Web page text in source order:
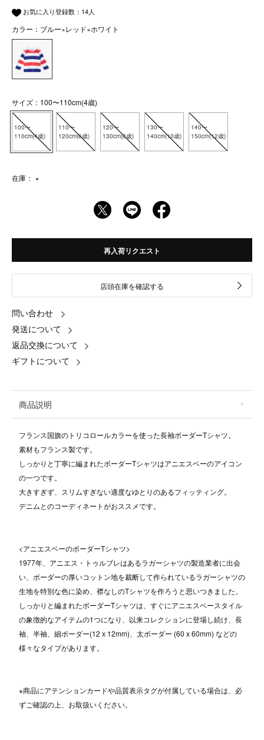
お気に入り登録数： 14人
カラー：ブルー×レッド×ホワイト
サイズ：100〜110cm(4歳)
100〜
110cm(4歳)
110〜
120cm(6歳)
120〜
130cm(8歳)
130〜
140cm(10歳)
140〜
150cm(12歳)
在庫： ×
再入荷リクエスト
店頭在庫を確認する
問い合わせ
発送について
返品交換について
ギフトについて
商品説明
フランス国旗のトリコロールカラーを使った長袖ボーダーTシャツ。
素材もフランス製です。
しっかりと丁寧に編まれたボーダーTシャツはアニエスベーのアイコン
の一つです。
大きすぎず、スリムすぎない適度なゆとりのあるフィッティング。
デニムとのコーディネートがおススメです。
<アニエスベーのボーダーTシャツ>
1977年、アニエス・トゥルブレはあるラガーシャツの製造業者に出会
い、ボーダーの厚いコットン地を裁断して作られているラガーシャツの
生地を特別な色に染め、襟なしのTシャツを作ろうと思いつきました。
しっかりと編まれたボーダーTシャツは、すぐにアニエスベースタイル
の象徴的なアイテムの1つになり、以来コレクションに登場し続け、長
袖、半袖、細ボーダー(12 x 12mm)、太ボーダー (60 x 60mm) などの
様々なタイプがあります。
※商品にアテンションカードや品質表示タグが付属している場合は、必
ずご確認の上、お取扱いください。